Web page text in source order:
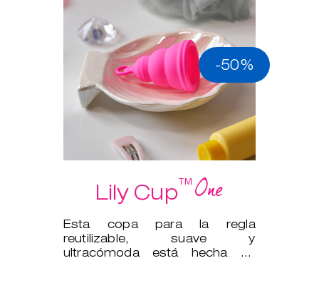
-50%
Lily Cup™One
Esta copa para la regla
reutilizable, suave y
ultracómoda está hecha de